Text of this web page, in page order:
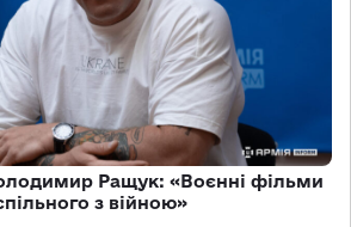
Ращук: «Воєнні фільми
з війною»